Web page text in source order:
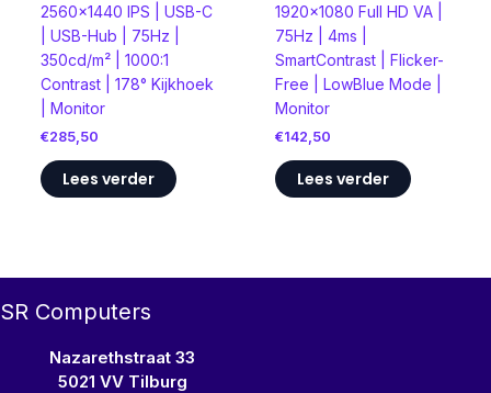
2560×1440 IPS | USB-C
| USB-Hub | 75Hz |
350cd/m² | 1000:1
Contrast | 178° Kijkhoek
| Monitor
€285,50
Lees verder
1920×1080 Full HD VA |
75Hz | 4ms |
SmartContrast | Flicker-
Free | LowBlue Mode |
Monitor
€142,50
Lees verder
SR Computers
Nazarethstraat 33
5021 VV Tilburg